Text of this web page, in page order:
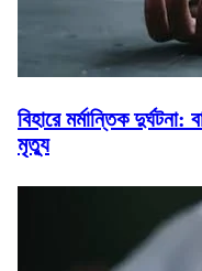
বিহারে মর্মান্তিক
মৃত্যু